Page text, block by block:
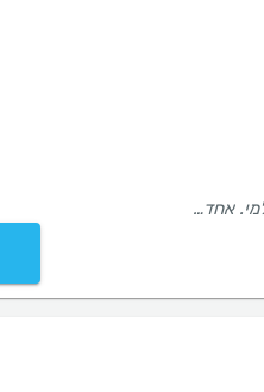
דר" פייסחוביץ הוא רופא מומחה בקנה מידה עולמי. אחד ויחיד. תותח על. הרגשתי שאני ביידיים הכי טובות והכי מקצועיות שיש. הוא אנושי,חביב, ומאוד מאוד מקצועי ומיומן. מומחה בתחומו . תודה